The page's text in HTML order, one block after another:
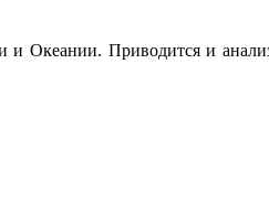
Океании. Приводится и